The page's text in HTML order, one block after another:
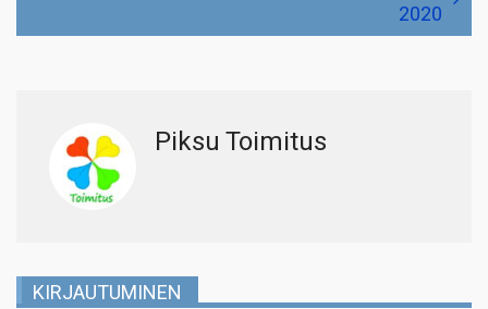
2020
Piksu Toimitus
KIRJAUTUMINEN